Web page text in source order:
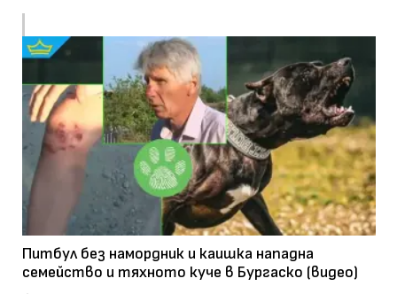
Питбул без намордник и каишка нападна
семейство и тяхното куче в Бургаско (видео)